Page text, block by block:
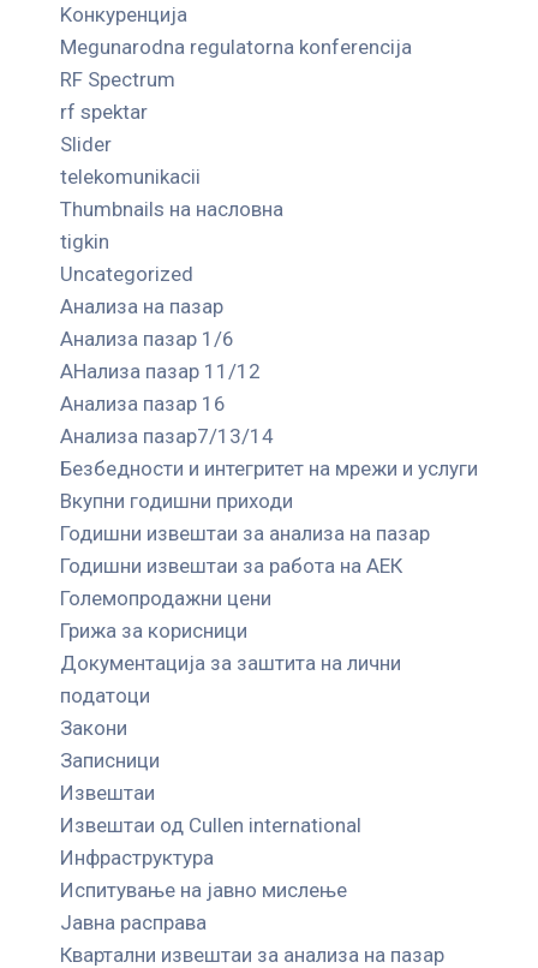
Kонкуренција
Megunarodna regulatorna konferencija
RF Spectrum
rf spektar
Slider
telekomunikacii
Thumbnails на насловна
tigkin
Uncategorized
Анализа на пазар
Анализа пазар 1/6
АНализа пазар 11/12
Анализа пазар 16
Анализа пазар7/13/14
Безбедности и интегритет на мрежи и услуги
Вкупни годишни приходи
Годишни извештаи за анализа на пазар
Годишни извештаи за работа на АЕК
Големопродажни цени
Грижа за корисници
Документација за заштита на лични
податоци
Закони
Записници
Извештаи
Извештаи од Cullen international
Инфраструктура
Испитување на јавно мислење
Јавна расправа
Квартални извештаи за анализа на пазар